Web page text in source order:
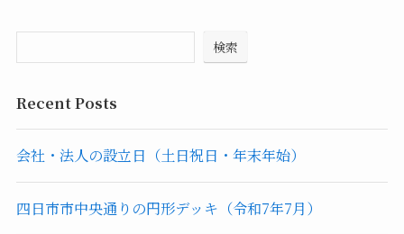
検索
Recent Posts
会社・法人の設立日（土日祝日・年末年始）
四日市市中央通りの円形デッキ（令和7年7月）